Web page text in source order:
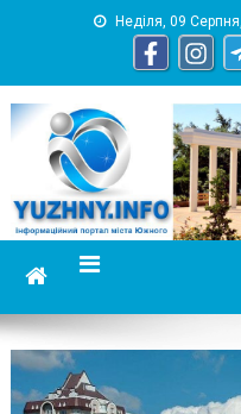
Неділя, 09
информационный